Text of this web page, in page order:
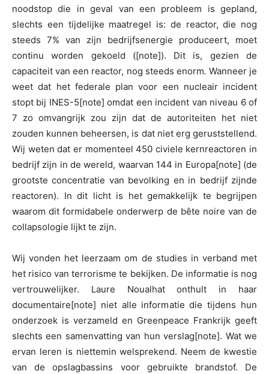
noodstop die in geval van een probleem is gepland,
slechts een tijdelijke maatregel is: de reactor, die nog
steeds 7% van zijn bedrijfsenergie produceert, moet
continu worden gekoeld ([note]). Dit is, gezien de
capaciteit van een reactor, nog steeds enorm. Wanneer je
weet dat het federale plan voor een nucleair incident
stopt bij INES-5[note] omdat een incident van niveau 6 of
7 zo omvangrijk zou zijn dat de autoriteiten het niet
zouden kunnen beheersen, is dat niet erg geruststellend.
Wij weten dat er momenteel 450 civiele kernreactoren in
bedrijf zijn in de wereld, waarvan 144 in Europa[note] (de
grootste concentratie van bevolking en in bedrijf zijnde
reactoren). In dit licht is het gemakkelijk te begrijpen
waarom dit formidabele onderwerp de bête noire van de
collapsologie lijkt te zijn.
Wij vonden het leerzaam om de studies in verband met
het risico van terrorisme te bekijken. De informatie is nog
vertrouwelijker. Laure Noualhat onthult in haar
documentaire[note] niet alle informatie die tijdens hun
onderzoek is verzameld en Greenpeace Frankrijk geeft
slechts een samenvatting van hun verslag[note]. Wat we
ervan leren is niettemin welsprekend. Neem de kwestie
van de opslagbassins voor gebruikte brandstof. De